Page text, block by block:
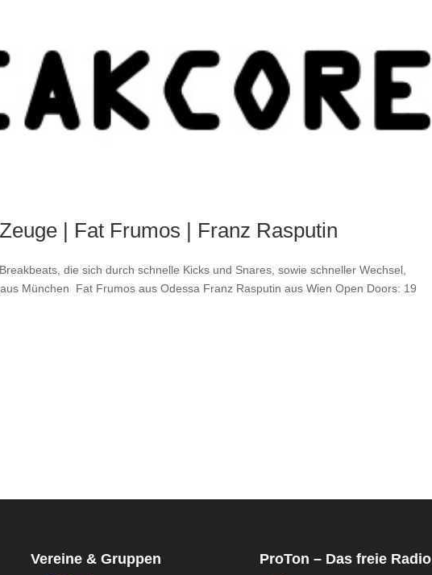
| Fat Frumos | Franz Rasputin
die sich durch schnelle Kicks und Snares, sowie schneller Wechsel,
München Fat Frumos aus Odessa Franz Rasputin aus Wien Open Doors: 19
Vereine & Gruppen ProTon – Das freie Radio